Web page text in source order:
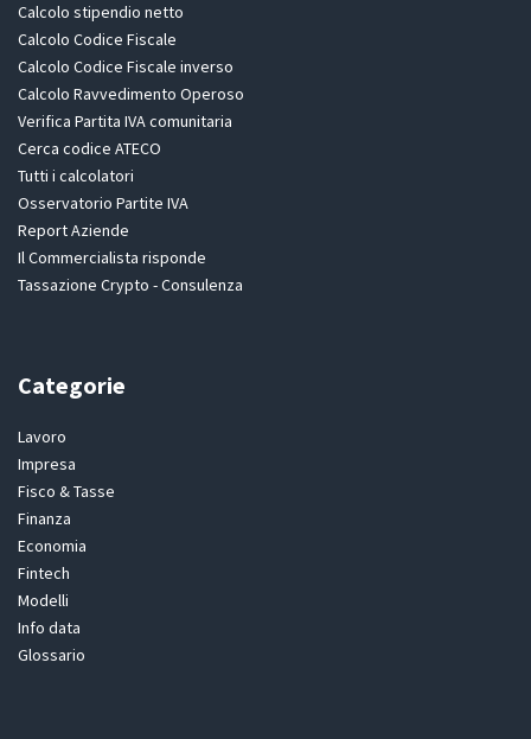
Calcolo stipendio netto
Calcolo Codice Fiscale
Calcolo Codice Fiscale inverso
Calcolo Ravvedimento Operoso
Verifica Partita IVA comunitaria
Cerca codice ATECO
Tutti i calcolatori
Osservatorio Partite IVA
Report Aziende
Il Commercialista risponde
Tassazione Crypto - Consulenza
Categorie
Lavoro
Impresa
Fisco & Tasse
Finanza
Economia
Fintech
Modelli
Info data
Glossario